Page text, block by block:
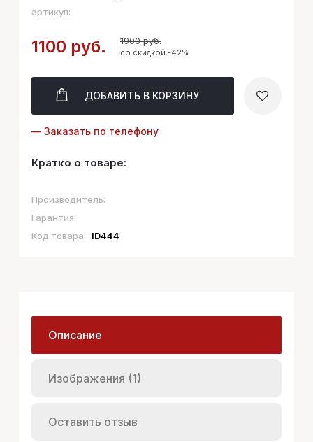
артикул:
1100 руб. 1900 руб.
со скидкой -42%
ДОБАВИТЬ В КОРЗИНУ
— Заказать по телефону
Кратко о товаре:
Производитель:
Гарантия:
Код товара:
ID444
Описание
Изображения (1)
Оставить отзыв